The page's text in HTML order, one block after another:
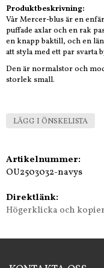
Produktbeskrivning:
Vår Mercer-blus är en
puffade axlar och en rak
en knapp baktill, och en
att styla med ett par svarta
Den är normalstor och
storlek small.
LÄGG I ÖNSKELISTA
Artikelnummer:
OU2503032-navys
Direktlänk:
Högerklicka och